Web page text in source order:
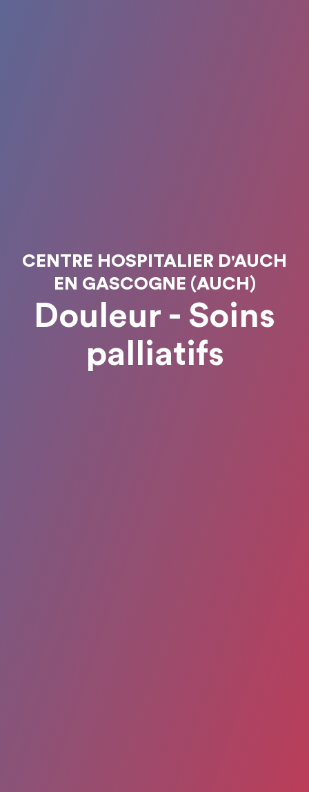
CENTRE HOSPITALIER D'AUCH
EN GASCOGNE (AUCH)
Douleur - Soins
palliatifs